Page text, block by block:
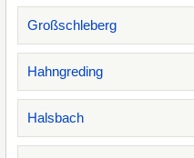
Großschleberg
Hahngreding
Halsbach